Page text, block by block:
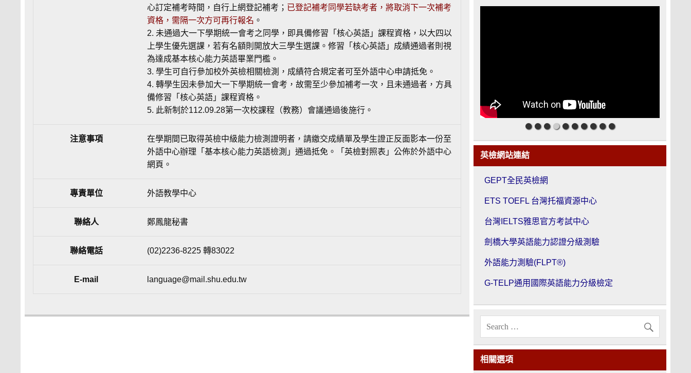
心訂定補考時間，自行上網登記補考； 已登記補考同學若缺考者，將取消下一次補考
資格，需隔一次方可再行報名 。
2. 未通過大一下學期統一會考之同學，即具備修習「核心英語」課程資格，以大四以
上學生優先選課，若有名額則開放大三學生選課。修習「核心英語」成績通過者則視
為達成基本核心能力英語畢業門檻。
3. 學生可自行參加校外英檢相關檢測，成績符合規定者可至外語中心申請抵免。
4. 轉學生因未參加大一下學期統一會考，故需至少參加補考一次，且未通過者，方具
備修習「核心英語」課程資格。
5. 此新制於112.09.28第一次校課程（教務）會議通過後施行。
注意事項
在學期間已取得英檢中級能力檢測證明者，請繳交成績單及學生證正反面影本一份至
外語中心辦理「基本核心能力英語檢測」通過抵免。「英檢對照表」公佈於外語中心
網頁。
專責單位 外語教學中心
聯絡人 鄭鳳龍秘書
聯絡電話 (02)2236-8225 轉83022
E-mail language@mail.shu.edu.tw
英檢網站連結
GEPT全民英檢網
ETS TOEFL 台灣托福資源中心
台灣IELTS雅思官方考試中心
劍橋大學英語能力認證分級測驗
外語能力測驗(FLPT®)
G-TELP通用國際英語能力分級檢定
相關選項